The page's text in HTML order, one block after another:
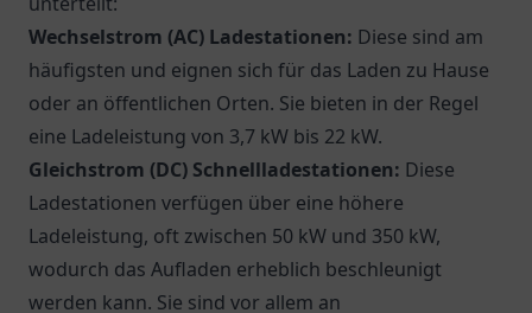
Wechselstrom (AC) Ladestationen: Diese sind am
häufigsten und eignen sich für das Laden zu Hause
oder an öffentlichen Orten. Sie bieten in der Regel
eine Ladeleistung von 3,7 kW bis 22 kW.
Gleichstrom (DC) Schnellladestationen: Diese
Ladestationen verfügen über eine höhere
Ladeleistung, oft zwischen 50 kW und 350 kW,
wodurch das Aufladen erheblich beschleunigt
werden kann. Sie sind vor allem an